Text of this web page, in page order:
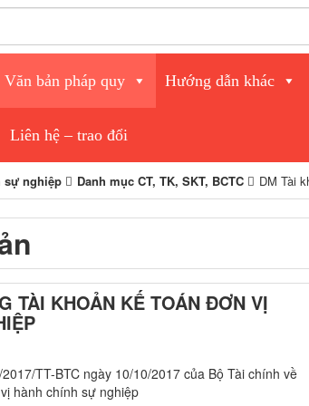
Văn bản pháp quy Hướng dẫn khác
Liên hệ – trao đổi
sự nghiệp Danh mục CT, TK, SKT, BCTC DM Tài
TÀI KHOẢN KẾ TOÁN ĐƠN VỊ
TT-BTC ngày 10/10/2017 của Bộ Tài chính về
hành chính sự nghiệp